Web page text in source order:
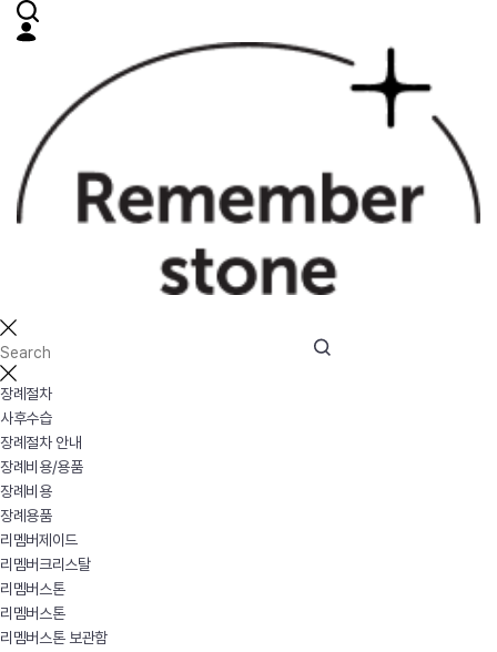
장례절차
사후수습
장례절차 안내
장례비용/용품
장례비용
장례용품
리멤버제이드
리멤버크리스탈
리멤버스톤
리멤버스톤
리멤버스톤 보관함